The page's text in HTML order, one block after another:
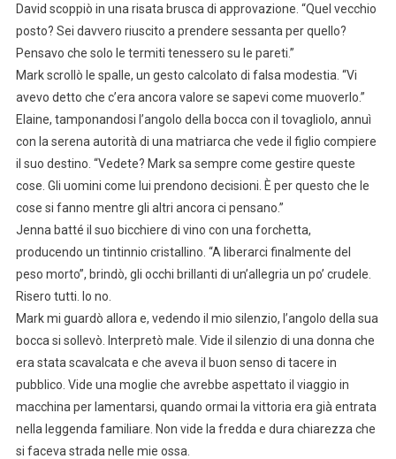
David scoppiò in una risata brusca di approvazione. “Quel vecchio
posto? Sei davvero riuscito a prendere sessanta per quello?
Pensavo che solo le termiti tenessero su le pareti.”
Mark scrollò le spalle, un gesto calcolato di falsa modestia. “Vi
avevo detto che c’era ancora valore se sapevi come muoverlo.”
Elaine, tamponandosi l’angolo della bocca con il tovagliolo, annuì
con la serena autorità di una matriarca che vede il figlio compiere
il suo destino. “Vedete? Mark sa sempre come gestire queste
cose. Gli uomini come lui prendono decisioni. È per questo che le
cose si fanno mentre gli altri ancora ci pensano.”
Jenna batté il suo bicchiere di vino con una forchetta,
producendo un tintinnio cristallino. “A liberarci finalmente del
peso morto”, brindò, gli occhi brillanti di un’allegria un po’ crudele.
Risero tutti. Io no.
Mark mi guardò allora e, vedendo il mio silenzio, l’angolo della sua
bocca si sollevò. Interpretò male. Vide il silenzio di una donna che
era stata scavalcata e che aveva il buon senso di tacere in
pubblico. Vide una moglie che avrebbe aspettato il viaggio in
macchina per lamentarsi, quando ormai la vittoria era già entrata
nella leggenda familiare. Non vide la fredda e dura chiarezza che
si faceva strada nelle mie ossa.